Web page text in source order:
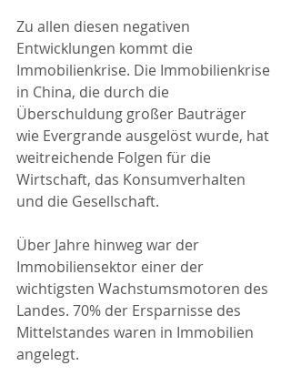
Zu allen diesen negativen
Entwicklungen kommt die
Immobilienkrise. Die Immobilienkrise
in China, die durch die
Überschuldung großer Bauträger
wie Evergrande ausgelöst wurde, hat
weitreichende Folgen für die
Wirtschaft, das Konsumverhalten
und die Gesellschaft.
Über Jahre hinweg war der
Immobiliensektor einer der
wichtigsten Wachstumsmotoren des
Landes. 70% der Ersparnisse des
Mittelstandes waren in Immobilien
angelegt.